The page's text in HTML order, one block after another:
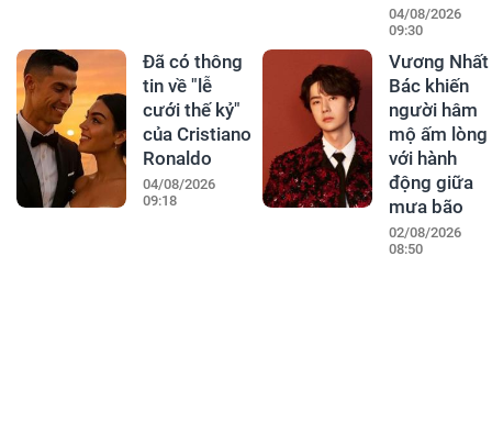
04/08/2026
09:30
Đã có thông
tin về "lễ
cưới thế kỷ"
của Cristiano
Ronaldo
04/08/2026
09:18
Vương Nhất
Bác khiến
người hâm
mộ ấm lòng
với hành
động giữa
mưa bão
02/08/2026
08:50